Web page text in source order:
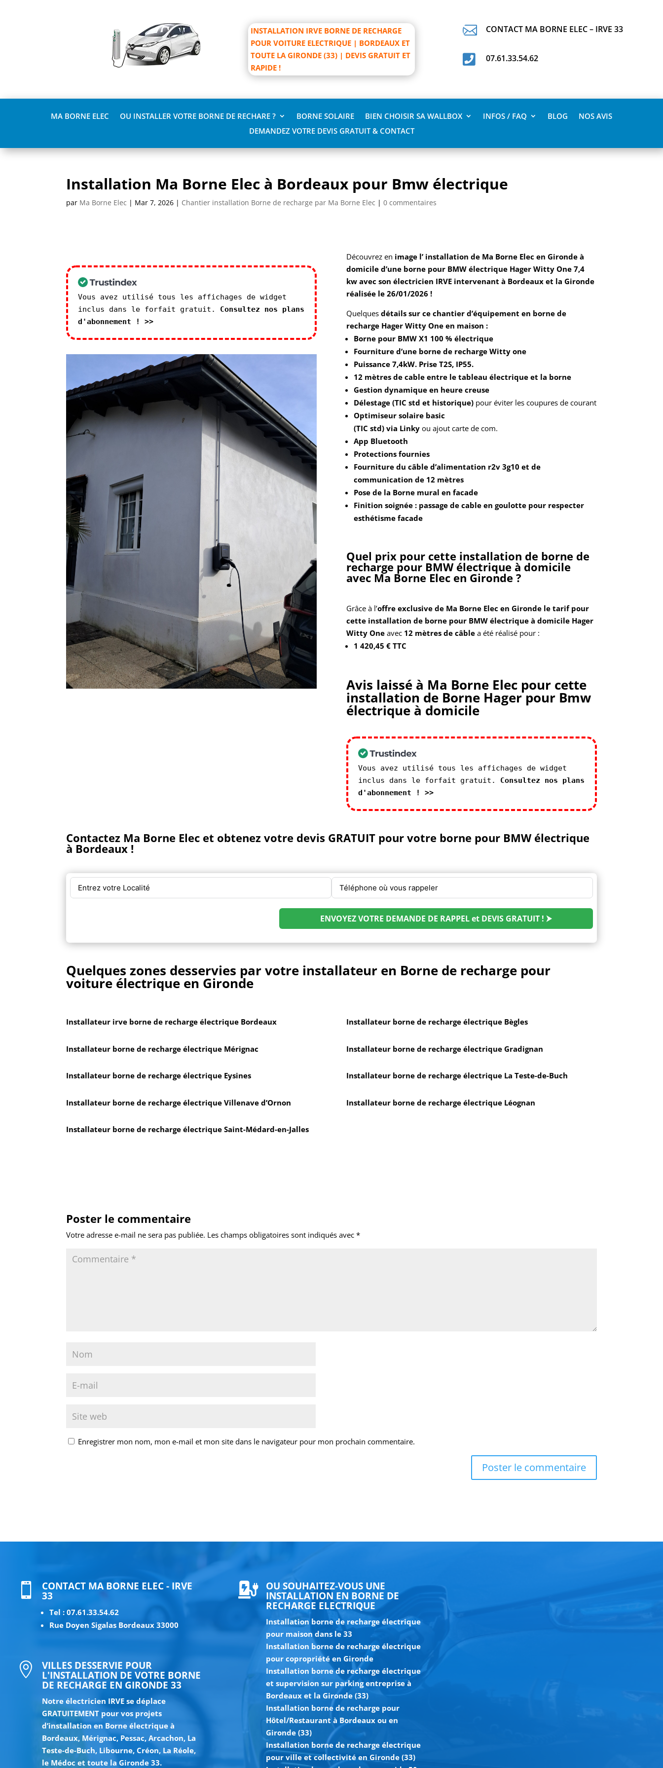
INSTALLATION IRVE BORNE DE RECHARGE
POUR VOITURE ELECTRIQUE | BORDEAUX ET
TOUTE LA GIRONDE (33) | DEVIS GRATUIT ET
RAPIDE !
 CONTACT MA BORNE ELEC – IRVE 33
 07.61.33.54.62
MA BORNE ELEC OU INSTALLER VOTRE BORNE DE RECHARE ? BORNE SOLAIRE BIEN CHOISIR SA WALLBOX INFOS / FAQ BLOG
NOS AVIS
DEMANDEZ VOTRE DEVIS GRATUIT & CONTACT
Installation Ma Borne Elec à Bordeaux pour Bmw électrique
par Ma Borne Elec | Mar 7, 2026 | Chantier installation Borne de recharge par Ma Borne Elec |0 commentaires
Vous avez utilisé tous les affichages de widget
inclus dans le forfait gratuit. Consultez nos plans
d'abonnement ! >>
Découvrez en image l’ installation de Ma Borne Elec en Gironde à
domiciled’une borne pour BMW électrique Hager Witty One 7,4
kw avec son électricien IRVE intervenant à Bordeaux et la Gironde
réalisée le 26/01/2026 !
Quelquesdétails sur ce chantier d’équipement en borne de
recharge Hager Witty One en maison :
Borne pour BMW X1 100 % électrique
Fourniture d’une borne de recharge Witty one
Puissance 7,4kW. Prise T2S, IP55.
12 mètres de cable entre le tableau électrique et la borne
Gestion dynamique en heure creuse
Délestage (TIC std et historique) pour éviter les coupures de courant
Optimiseur solaire basic
(TIC std) via Linky ou ajout carte de com.
App Bluetooth
Protections fournies
Fourniture du câble d’alimentation r2v 3g10 et de
communication de 12 mètres
Pose de la Borne mural en facade
Finition soignée : passage de cable en goulotte pour respecter
esthétisme facade
Quel prix pour cette installation de borne de
recharge pour BMW électrique à domicile
avec Ma Borne Elec en Gironde ?
Grâce à l’offre exclusive de Ma Borne Elec en Gironde le tarif pour
cette installation de borne pour BMW électrique à domicile Hager
Witty Oneavec 12 mètres de câblea été réalisé pour :
1 420,45 € TTC
Avis laissé à Ma Borne Elec pour cette
installation de Borne Hager pour Bmw
électrique à domicile
Vous avez utilisé tous les affichages de widget
inclus dans le forfait gratuit. Consultez nos plans
d'abonnement ! >>
Contactez Ma Borne Elec et obtenez votre devis GRATUIT pour votre borne pour BMW électrique
à Bordeaux !
ENVOYEZ VOTRE DEMANDE DE RAPPEL et DEVIS GRATUIT ! ⮞
Quelques zones desservies par votre installateur en Borne de recharge pour
voiture électrique en Gironde
Installateur irve borne de recharge électrique Bordeaux
Installateur borne de recharge électrique Mérignac
Installateur borne de recharge électrique Eysines
Installateur borne de recharge électrique Villenave d’Ornon
Installateur borne de recharge électrique Saint-Médard-en-Jalles
Installateur borne de recharge électrique Bègles
Installateur borne de recharge électrique Gradignan
Installateur borne de recharge électrique La Teste-de-Buch
Installateur borne de recharge électrique Léognan
Poster le commentaire
Votre adresse e-mail ne sera pas publiée. Les champs obligatoires sont indiqués avec*
Enregistrer mon nom, mon e-mail et mon site dans le navigateur pour mon prochain commentaire.
 CONTACT MA BORNE ELEC - IRVE
33
Tel : 07.61.33.54.62
Rue Doyen Sigalas Bordeaux 33000
 VILLES DESSERVIE POUR
L'INSTALLATION DE VOTRE BORNE
DE RECHARGE EN GIRONDE 33
Notre électricien IRVE se déplace
GRATUITEMENT pour vos projets
d’installation en Borne électrique à
Bordeaux, Mérignac, Pessac, Arcachon, La
Teste-de-Buch, Libourne, Créon, La Réole,
le Médoc et toute la Gironde 33.
 OU SOUHAITEZ-VOUS UNE
INSTALLATION EN BORNE DE
RECHARGE ELECTRIQUE
Installation borne de recharge électrique
pour maison dans le 33
Installation borne de recharge électrique
pour copropriété en Gironde
Installation borne de recharge électrique
et supervision sur parking entreprise à
Bordeaux et la Gironde (33)
Installation borne de recharge pour
Hôtel/Restaurant à Bordeaux ou en
Gironde (33)
Installation borne de recharge électrique
pour ville et collectivité en Gironde (33)